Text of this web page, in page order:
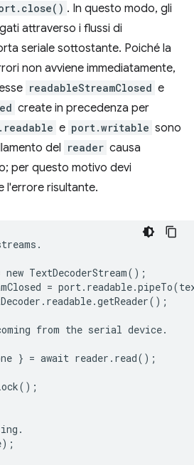
. In questo modo, gli
attraverso i flussi di
seriale sottostante. Poiché la
non avviene immediatamente,
readableStreamClosed e
create in precedenza per
e port.writable sono
del reader causa
per questo motivo devi
l'errore risultante.
.
new TextDecoderStream();
= port. readable.pipeTo(
. readable.getReader();
from the serial device.
} = await reader . read();
();
.
);